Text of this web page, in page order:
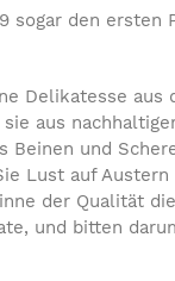
sogar den
Delikatesse
aus
Beinen und
Lust auf
der Qualität
und bitten